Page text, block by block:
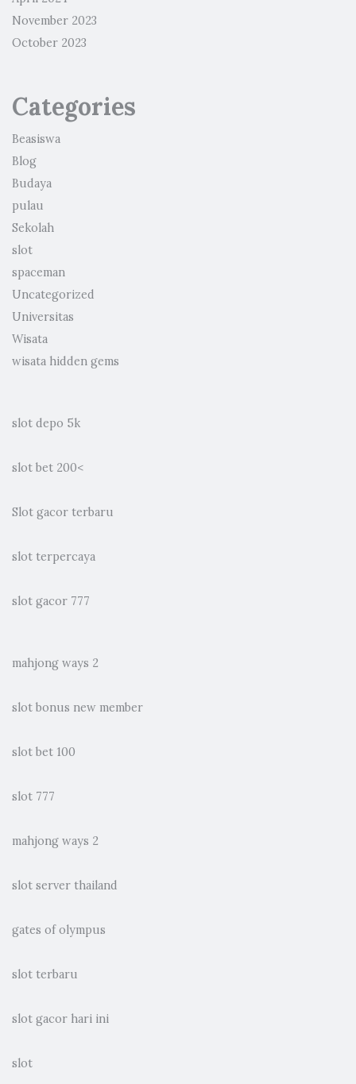
November 2023
October 2023
Categories
Beasiswa
Blog
Budaya
pulau
Sekolah
slot
spaceman
Uncategorized
Universitas
Wisata
wisata hidden gems
slot depo 5k
slot bet 200<
Slot gacor terbaru
slot terpercaya
slot gacor 777
mahjong ways 2
slot bonus new member
slot bet 100
slot 777
mahjong ways 2
slot server thailand
gates of olympus
slot terbaru
slot gacor hari ini
slot